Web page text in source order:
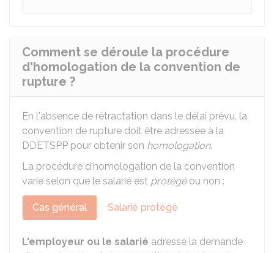
Comment se déroule la procédure
d'homologation de la convention de
rupture ?
En l'absence de rétractation dans le délai prévu, la
convention de rupture doit être adressée à la
DDETSPP pour obtenir son homologation.
La procédure d'homologation de la convention
varie selon que le salarié est protégéou non :
Cas général Salarié protégé
L'employeur ou le salarié adresse la demande